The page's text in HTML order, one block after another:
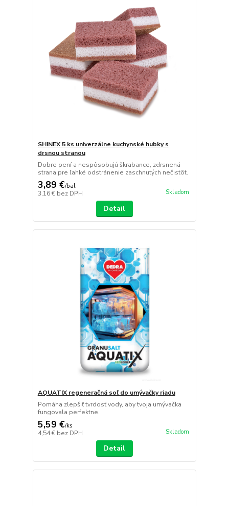
SHINEX 5 ks univerzálne kuchynské hubky s
drsnou stranou
Dobre pení a nespôsobujú škrabance, zdrsnená
strana pre ľahké odstránenie zaschnutých nečistôt.
3,89 €/bal
3,16 € bez DPH Skladom
Detail
AQUATIX regeneračná soľ do umývačky riadu
Pomáha zlepšiť tvrdosť vody, aby tvoja umývačka
fungovala perfektne.
5,59 €/ks
4,54 € bez DPH Skladom
Detail